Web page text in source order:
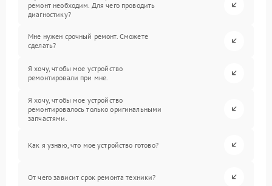
ремонт необходим. Для чего проводить
диагностику?
Мне нужен срочный ремонт. Сможете
сделать?
Я хочу, чтобы мое устройство
ремонтировали при мне.
Я хочу, чтобы мое устройство
ремонтировалось только оригинальными
запчастями.
Как я узнаю, что мое устройство готово?
От чего зависит срок ремонта техники?